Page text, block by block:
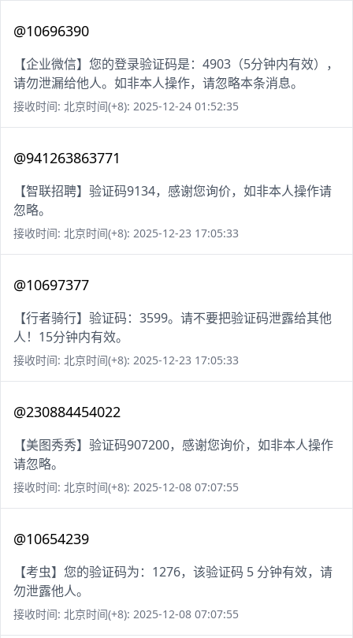
@10696390
【企业微信】您的登录验证码是：4903（5分钟内有效），
请勿泄漏给他人。如非本人操作，请忽略本条消息。
接收时间: 北京时间(+8): 2025-12-24 01:52:35
@941263863771
【智联招聘】验证码9134，感谢您询价，如非本人操作请
忽略。
接收时间: 北京时间(+8): 2025-12-23 17:05:33
@10697377
【行者骑行】验证码：3599。请不要把验证码泄露给其他
人！15分钟内有效。
接收时间: 北京时间(+8): 2025-12-23 17:05:33
@230884454022
【美图秀秀】验证码907200，感谢您询价，如非本人操作
请忽略。
接收时间: 北京时间(+8): 2025-12-08 07:07:55
@10654239
【考虫】您的验证码为：1276，该验证码 5 分钟有效，请
勿泄露他人。
接收时间: 北京时间(+8): 2025-12-08 07:07:55